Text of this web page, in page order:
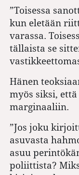
”Toisessa
kun eletään
varassa.
tällaista se
Hänen
myös siksi,
marginaaliin.
”Jos joku
asuvasta
asuu
poliittista?